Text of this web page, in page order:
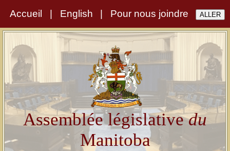
Accueil English Pour nous joindre
Assemblée législativedu
Manitoba